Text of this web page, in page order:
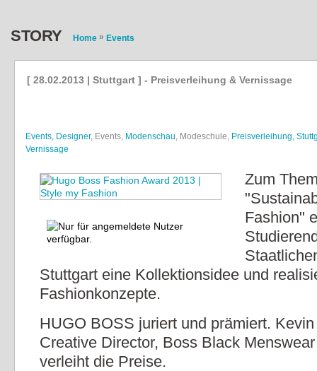
STORY Home » Events
[ 28.02.2013 | Stuttgart ] - Preisverleihung & Vernissage
Events, Designer, Events, Modenschau, Modeschule, Preisverleihung,
Vernissage
Zum
Fashion"
Stuttgart eine Kollektionsidee und
Fashionkonzepte.
HUGO BOSS juriert und prämiert.
Creative Director, Boss Black
verleiht die Preise.